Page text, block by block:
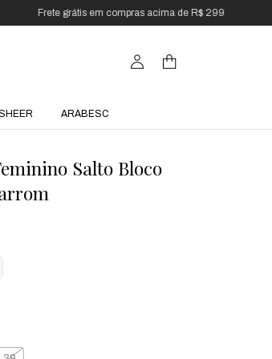
Frete grátis em compras acima de R$ 299
SHEER ARABESC
Salto Bloco